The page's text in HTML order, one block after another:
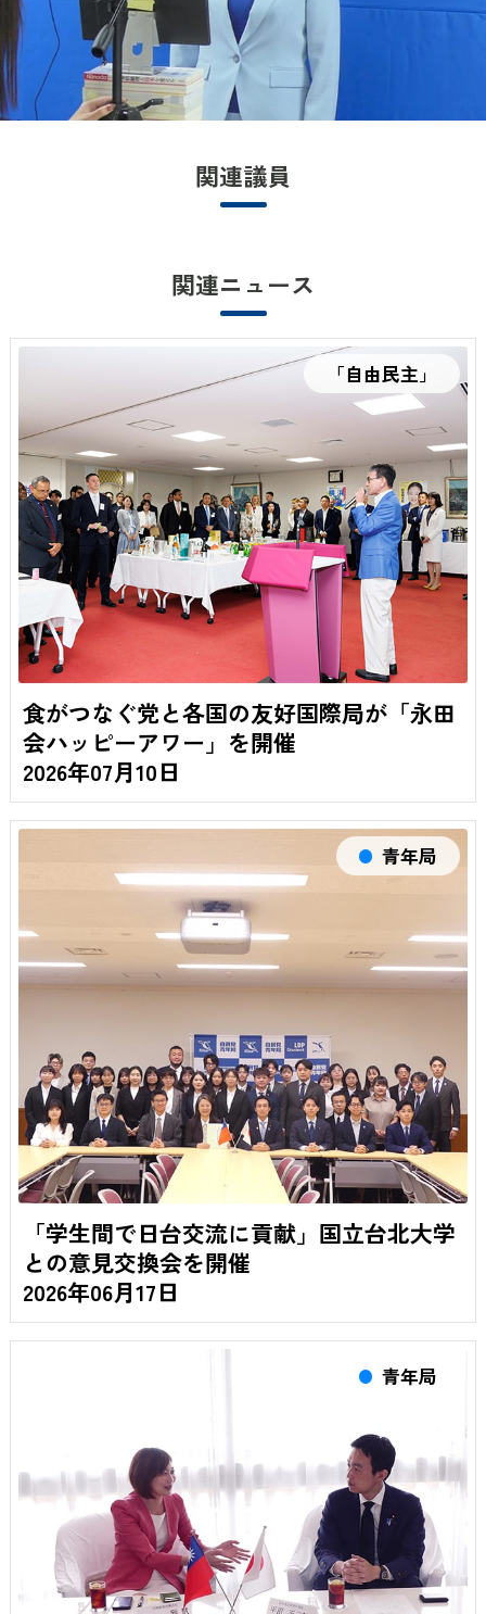
関連議員
関連ニュース
「自由民主」
食がつなぐ党と各国の友好国際局が「永田
会ハッピーアワー」を開催
2026年07月10日
青年局
「学生間で日台交流に貢献」国立台北大学
との意見交換会を開催
2026年06月17日
青年局